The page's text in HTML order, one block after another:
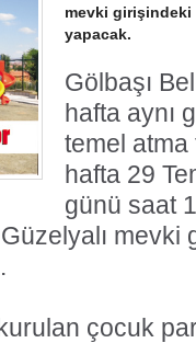
mevki girişindeki
yapacak.
Gölbaşı
hafta aynı
temel atma
hafta 29
günü saat
çocuk